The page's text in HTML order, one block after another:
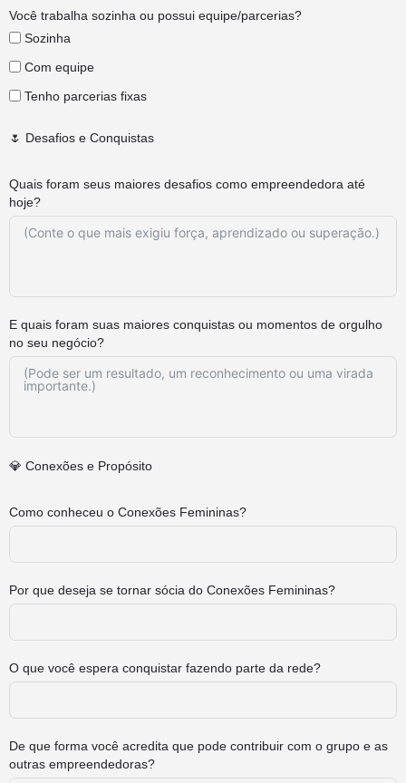
Você trabalha sozinha ou possui equipe/parcerias?
Sozinha
Com equipe
Tenho parcerias fixas
🌷 Desafios e Conquistas
Quais foram seus maiores desafios como empreendedora até
hoje?
E quais foram suas maiores conquistas ou momentos de orgulho
no seu negócio?
💎 Conexões e Propósito
Como conheceu o Conexões Femininas?
Por que deseja se tornar sócia do Conexões Femininas?
O que você espera conquistar fazendo parte da rede?
De que forma você acredita que pode contribuir com o grupo e as
outras empreendedoras?